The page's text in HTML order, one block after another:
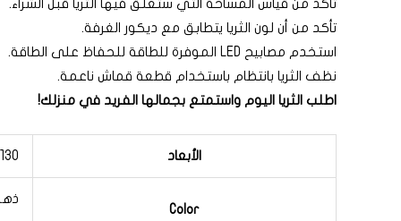
تأكد من قياس المساحة التي ستعلق فيها الثريا قبل الشراء.
تأكد من أن لون الثريا يتطابق مع ديكور الغرفة.
استخدم مصابيح LED الموفرة للطاقة للحفاظ على الطاقة.
نظف الثريا بانتظام باستخدام قطعة قماش ناعمة.
اطلب الثريا اليوم واستمتع بجمالها الفريد في منزلك!
الأبعاد 130 × 130 × 90 سنتيميتر
Color